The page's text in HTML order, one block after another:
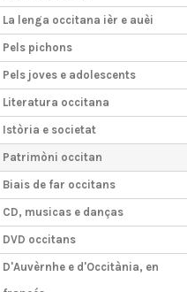
La lenga occitana ièr e auèi
Pels pichons
Pels joves e adolescents
Literatura occitana
Istòria e societat
Patrimòni occitan
Biais de far occitans
CD, musicas e danças
DVD occitans
D'Auvèrnhe e d'Occitània, en